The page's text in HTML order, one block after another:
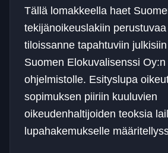
Tällä lomakkeella haet
tekijänoikeuslakiin
tiloissanne tapahtuviin
Suomen Elokuvalisenssi
ohjelmistolle. Esityslupa
sopimuksen piiriin kuuluvien
oikeudenhaltijoiden teoksia
lupahakemukselle